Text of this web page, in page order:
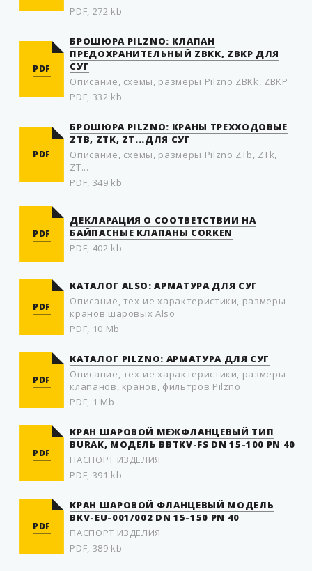
PDF, 272 kb
PDF
БРОШЮРА PILZNO: КЛАПАН
ПРЕДОХРАНИТЕЛЬНЫЙ ZBKK, ZBKP ДЛЯ
СУГ
Описание, схемы, размеры Pilzno ZBKk, ZBKP
PDF, 332 kb
PDF
БРОШЮРА PILZNO: КРАНЫ ТРЕХХОДОВЫЕ
ZTB, ZTK, ZT...ДЛЯ СУГ
Описание, схемы, размеры Pilzno ZTb, ZTk,
ZT...
PDF, 349 kb
PDF
ДЕКЛАРАЦИЯ О СООТВЕТСТВИИ НА
БАЙПАСНЫЕ КЛАПАНЫ CORKEN
PDF, 402 kb
PDF
КАТАЛОГ ALSO: АРМАТУРА ДЛЯ СУГ
Описание, тех-ие характеристики, размеры
кранов шаровых Also
PDF, 10 Mb
PDF
КАТАЛОГ PILZNO: АРМАТУРА ДЛЯ СУГ
Описание, тех-ие характеристики, размеры
клапанов, кранов, фильтров Pilzno
PDF, 1 Mb
PDF
КРАН ШАРОВОЙ МЕЖФЛАНЦЕВЫЙ ТИП
BURAK, МОДЕЛЬ BBTKV-FS DN 15-100 PN 40
ПАСПОРТ ИЗДЕЛИЯ
PDF, 391 kb
PDF
КРАН ШАРОВОЙ ФЛАНЦЕВЫЙ МОДЕЛЬ
BKV-EU-001/002 DN 15-150 PN 40
ПАСПОРТ ИЗДЕЛИЯ
PDF, 389 kb